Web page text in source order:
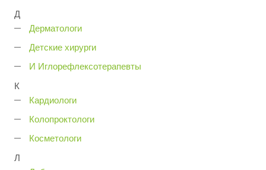
Д
Дерматологи
Детские хирурги
И Иглорефлексотерапевты
К
Кардиологи
Колопроктологи
Косметологи
Л